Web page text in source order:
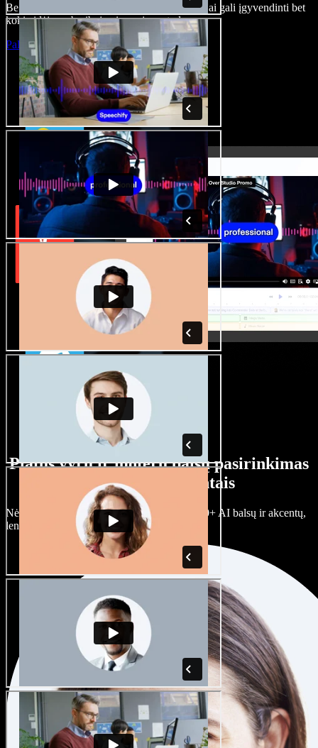
Be jokių mokymų ir viskas naršyklėje – kūrėjai gali įgyvendinti bet
kokią idėją, neberibojami senųjų metodų.
Paleisti studiją
Platus vyrų ir moterų balsų pasirinkimas
su įvairiais akcentais
Nėra dviejų vienodų projektų. Rinkitės iš 100+ AI balsų ir akcentų,
lengvai juos prisitaikykite.